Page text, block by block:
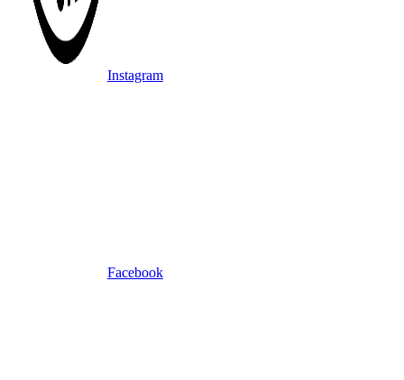
Instagram
Facebook